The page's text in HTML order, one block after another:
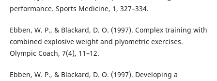
performance. Sports Medicine, 1, 327–334.
Ebben, W. P., & Blackard, D. O. (1997). Complex training with
combined explosive weight and plyometric exercises.
Olympic Coach, 7(4), 11–12.
Ebben, W. P., & Blackard, D. O. (1997). Developing a